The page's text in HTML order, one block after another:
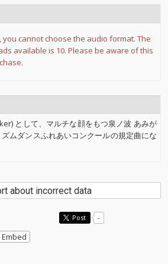
cannot choose the audio format. The
available is 10. Please be aware of this
として、マルチな顔をもつ泉ノ波 あみが
ムダンスふれあいコンクールの規定曲にな
about incorrect data
Post -
Embed